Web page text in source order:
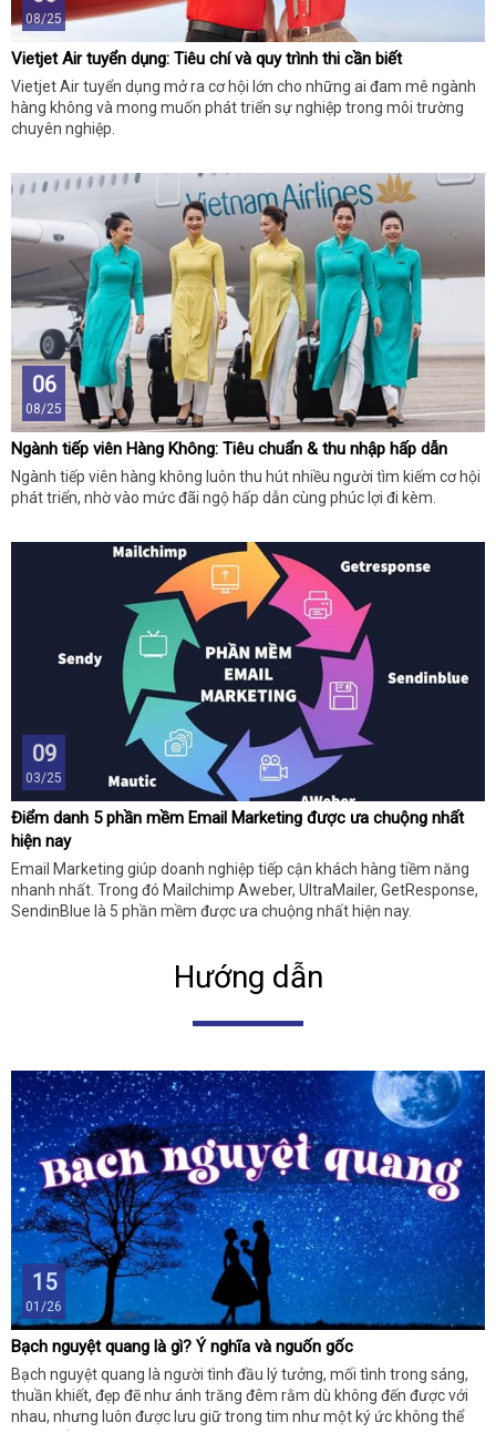
08/25
Vietjet Air tuyển dụng: Tiêu chí và quy trình thi cần biết
Vietjet Air tuyển dụng mở ra cơ hội lớn cho những ai đam mê ngành
hàng không và mong muốn phát triển sự nghiệp trong môi trường
chuyên nghiệp.
06
08/25
Ngành tiếp viên Hàng Không: Tiêu chuẩn & thu nhập hấp dẫn
Ngành tiếp viên hàng không luôn thu hút nhiều người tìm kiếm cơ hội
phát triển, nhờ vào mức đãi ngộ hấp dẫn cùng phúc lợi đi kèm.
09
03/25
Điểm danh 5 phần mềm Email Marketing được ưa chuộng nhất
hiện nay
Email Marketing giúp doanh nghiệp tiếp cận khách hàng tiềm năng
nhanh nhất. Trong đó Mailchimp Aweber, UltraMailer, GetResponse,
SendinBlue là 5 phần mềm được ưa chuộng nhất hiện nay.
Hướng dẫn
15
01/26
Bạch nguyệt quang là gì? Ý nghĩa và nguốn gốc
Bạch nguyệt quang là người tình đầu lý tưởng, mối tình trong sáng,
thuần khiết, đẹp đẽ như ánh trăng đêm rằm dù không đến được với
nhau, nhưng luôn được lưu giữ trong tim như một ký ức không thể